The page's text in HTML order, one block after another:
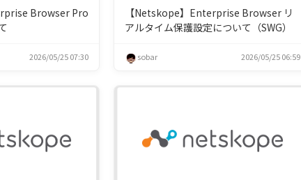
Browser Pro
2026/05/25 07:30
【Netskope】Enterprise Browser リ
アルタイム保護設定について（SWG）
sobar 2026/05/25 06:59